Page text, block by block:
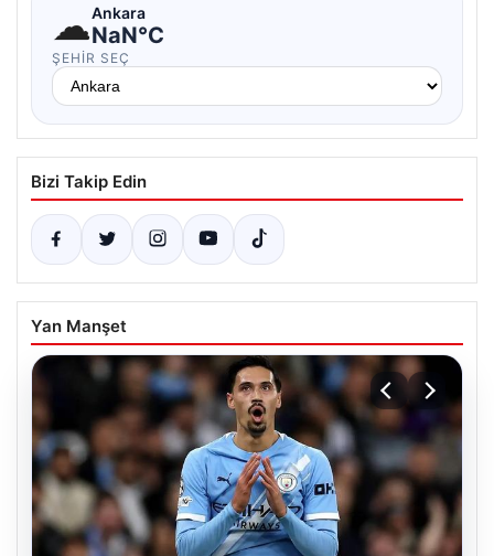
☁Ankara
NaN°C
ŞEHIR SEÇ
Bizi Takip Edin
Yan Manşet